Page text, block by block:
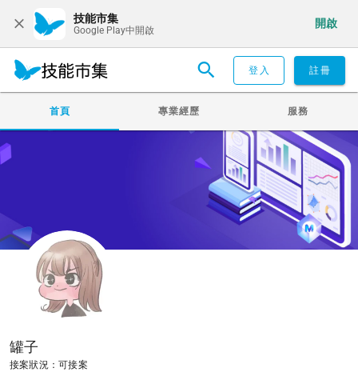
技能市集
Google Play中開啟
開啟
登入 註冊
首頁 專業經歷 服務
罐子
接案狀況：可接案